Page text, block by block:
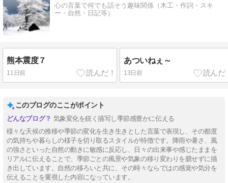
心の言葉で何でも話そう趣味関係（木工・作詞・スキ
ー・自然・日記等）
熊本震度７
11日前
あついねぇ～
13日前
このブログのここがポイント
気象変化を鋭く描写し季節感豊かに伝える
様々な天候の推移や季節の変化を生き生きとした言葉で表現し、その都度
の気持ちや暮らしの様子を切り取るスタイルが特徴です。降雨や暑さ、風
の強さといった自然の動きに敏感に反応し、日々の出来事や感じたままを
リアルに伝えることで、季節ごとの風景や気象の移り変わりを臆せずに描
き出しています。自然の移ろいと共に、その時々ならではの感覚や気分を
伝えることを重視した内容になっています。